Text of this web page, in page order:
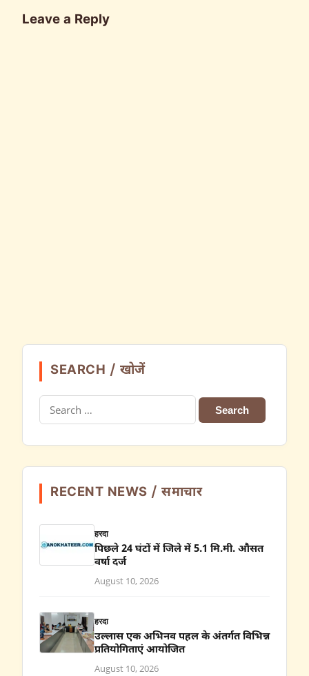
Leave a Reply
SEARCH / खोजें
for:
RECENT NEWS / समाचार
हरदा
पिछले 24 घंटों में जिले में 5.1 मि.मी. औसत
वर्षा दर्ज
August 10, 2026
हरदा
उल्लास एक अभिनव पहल के अंतर्गत विभिन्न
प्रतियोगिताएं आयोजित
August 10, 2026